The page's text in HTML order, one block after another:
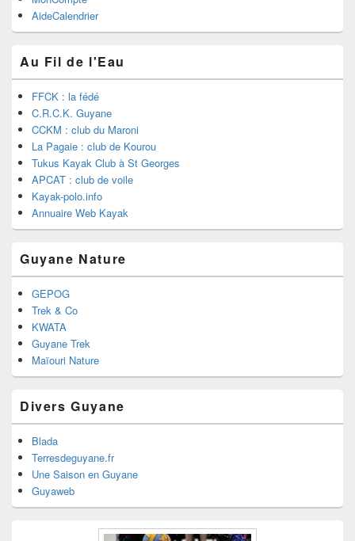
AideCalendrier
Au Fil de l'Eau
FFCK : la fédé
C.R.C.K. Guyane
CCKM : club du Maroni
La Pagaie : club de Kourou
Tukus Kayak Club à St Georges
APCAT : club de voile
Kayak-polo.info
Annuaire Web Kayak
Guyane Nature
GEPOG
Trek & Co
KWATA
Guyane Trek
Maïouri Nature
Divers Guyane
Blada
Terresdeguyane.fr
Une Saison en Guyane
Guyaweb